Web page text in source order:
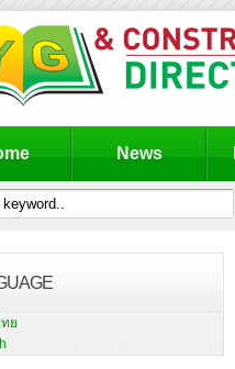
News
ย